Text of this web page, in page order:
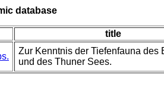
database
title
Zur Kenntnis der Tiefenfauna des
und des Thuner Sees.